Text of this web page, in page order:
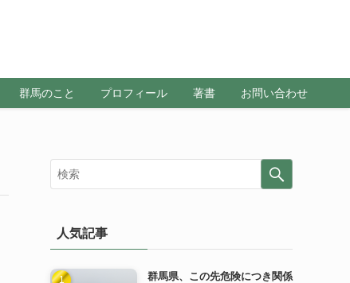
群馬のこと プロフィール 著書 お問い合わせ
人気記事
群馬県、この先危険につき関係